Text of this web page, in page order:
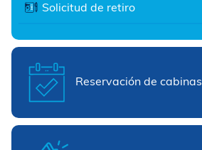
Solicitud de retiro
Reservación de cabinas